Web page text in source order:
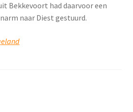
Bekkevoort had daarvoor een
naar Diest gestuurd.